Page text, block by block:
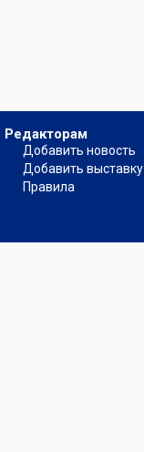
Редакторам
Добавить новость
Добавить выставку
Правила